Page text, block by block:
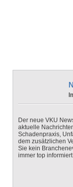
Der neue VKU
aktuelle
Schadenpraxis,
dem zusätzlichen
Sie kein
immer top